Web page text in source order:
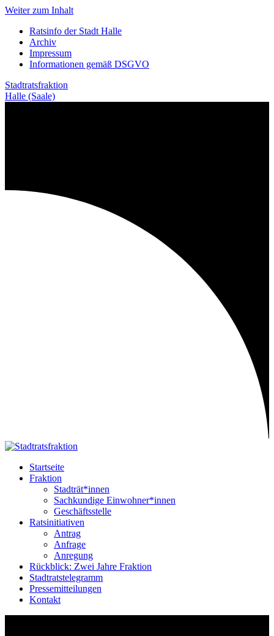
Weiter zum Inhalt
Ratsinfo der Stadt Halle
Archiv
Impressum
Informationen gemäß DSGVO
Stadtratsfraktion
Halle (Saale)
Startseite
Fraktion
Stadträt*innen
Sachkundige Einwohner*innen
Geschäftsstelle
Ratsinitiativen
Antrag
Anfrage
Anregung
Rückblick: Zwei Jahre Fraktion
Stadtratstelegramm
Pressemitteilungen
Kontakt